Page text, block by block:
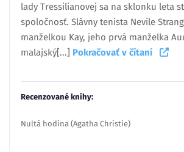
lady Tressilianovej sa na sklonku leta
spoločnosť. Slávny tenista Nevile
manželkou Kay, jeho prvá manželka
malajský[...] Pokračovať v čítaní
Recenzované knihy:
Nultá hodina (Agatha Christie)